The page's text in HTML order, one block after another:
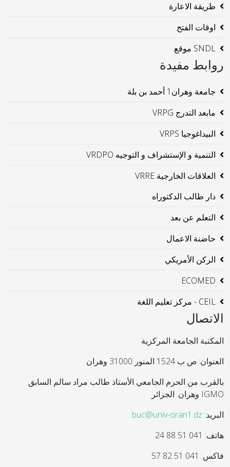
طريقة الاعارة
اوقات الفتح
SNDL موقع
روابط مفيدة
جامعة وهران1 أحمد بن بلة
مابعد التدرج VRPG
البيداغوجيا VRPS
التنمية و الإستشراف و التوجيه VRDPO
العلاقات الخارجية VRRE
دار طالب الدكتوراه
التعلم عن بعد
حاضنة الاعمال
الركن الأمريكي
ECOMED
CEIL - مركز تعليم اللغة
الاتصال
المكتبة الجامعة المركزية
العنوان: ص ب 1524 المنور 31000 وهران
بالقرب من الحرم الجامعي الأستاذ طالب مراد سالم السابق
IGMO وهران. الجزائر
البريد: buc@univ-oran1.dz
هاتف: 041 51 88 24
فاكس: 041 51 82 57